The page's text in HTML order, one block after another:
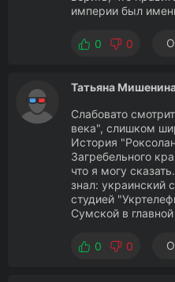
империи был
0 0
Татьяна
Слабовато
века", слишком
История
Загребельного
что я могу
знал: украинский
студией
Сумской в
0 0